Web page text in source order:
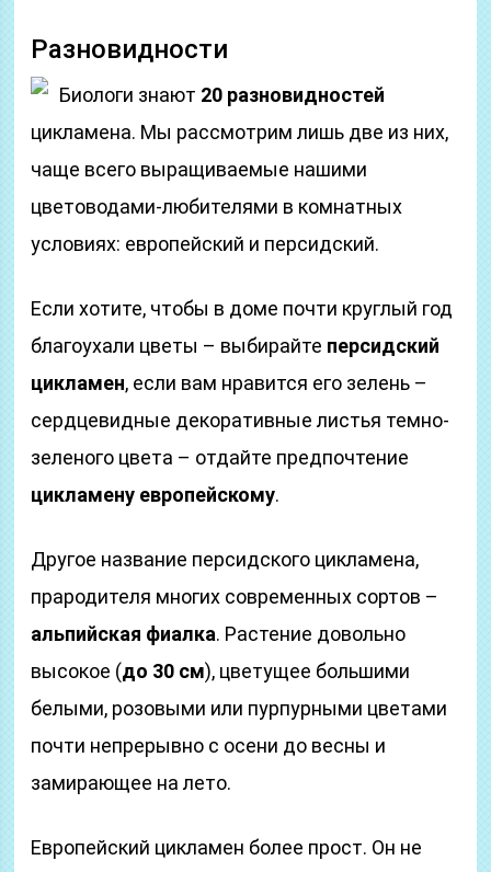
Разновидности
Биологи знают 20 разновидностей
цикламена. Мы рассмотрим лишь две из них,
чаще всего выращиваемые нашими
цветоводами-любителями в комнатных
условиях: европейский и персидский.
Если хотите, чтобы в доме почти круглый год
благоухали цветы – выбирайте персидский
цикламен, если вам нравится его зелень –
сердцевидные декоративные листья темно-
зеленого цвета – отдайте предпочтение
цикламену европейскому.
Другое название персидского цикламена,
прародителя многих современных сортов –
альпийская фиалка. Растение довольно
высокое (до 30 см), цветущее большими
белыми, розовыми или пурпурными цветами
почти непрерывно с осени до весны и
замирающее на лето.
Европейский цикламен более прост. Он не